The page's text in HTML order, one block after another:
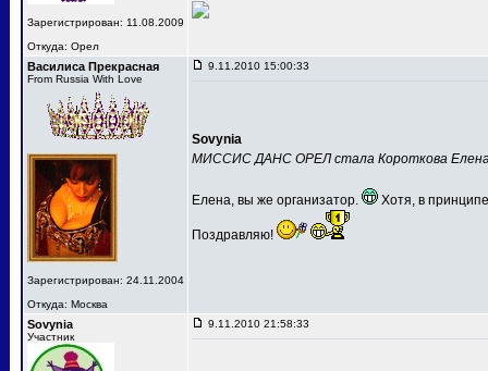
Зарегистрирован: 11.08.2009
Откуда: Орел
Василиса Прекрасная
From Russia With Love
Зарегистрирован: 24.11.2004
Откуда: Москва
9.11.2010 15:00:33
Sovynia
МИССИС ДАНС ОРЕЛ стала Короткова
Елена, вы же организатор. Хотя, в
Поздравляю!
Sovynia
Участник
9.11.2010 21:58:33